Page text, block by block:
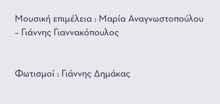
Μουσική επιμέλεια : Μαρία Αναγνωστοπούλου
– Γιάννης Γιαννακόπουλος
Φωτισμοί : Γιάννης Δημάκας